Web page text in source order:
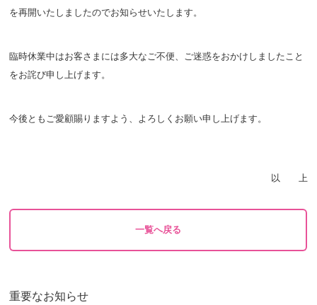
を再開いたしましたのでお知らせいたします。
臨時休業中はお客さまには多大なご不便、ご迷惑をおかけしましたこと
をお詫び申し上げます。
今後ともご愛顧賜りますよう、よろしくお願い申し上げます。
以 上
一覧へ戻る
重要なお知らせ